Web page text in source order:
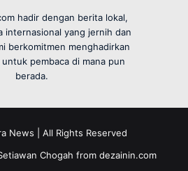
hadir dengan berita lokal,
internasional yang jernih dan
berkomitmen menghadirkan
pembaca di mana pun
berada.
News | All Rights Reserved
Chogah from dezainin.com